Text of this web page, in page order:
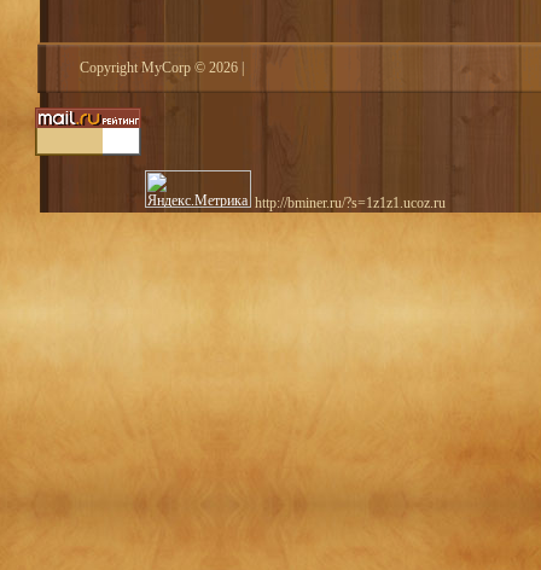
Copyright MyCorp © 2026
http://bminer.ru/?s=1z1z1.ucoz.ru